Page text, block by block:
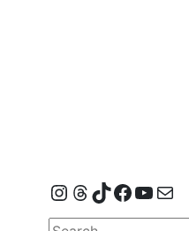
Instagram
Threads
TikTokMail